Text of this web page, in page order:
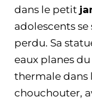
dans le petit
adolescents
perdu. Sa
eaux planes du
thermale dans
chouchouter,